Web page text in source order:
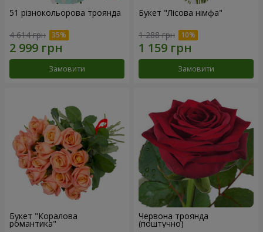
51 різнокольорова троянда
4 614 грн
Замовити
Букет "Лісова німфа"
1 288 грн
Замовити
Букет "Коралова
романтика"
Червона троянда
(поштучно)